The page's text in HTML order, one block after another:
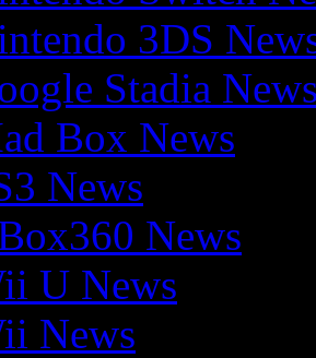
3DS
Stadia
Box News
News
News
U News
News